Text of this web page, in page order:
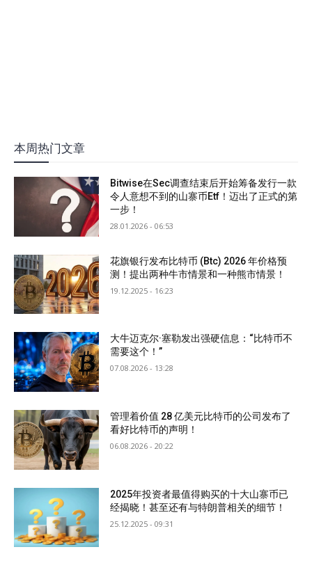
本周热门文章
Bitwise在Sec调查结束后开始筹备发行一款
令人意想不到的山寨币Etf！迈出了正式的第
一步！
28.01.2026 - 06:53
花旗银行发布比特币 (Btc) 2026 年价格预
测！提出两种牛市情景和一种熊市情景！
19.12.2025 - 16:23
大牛迈克尔·塞勒发出强硬信息：“比特币不
需要这个！”
07.08.2026 - 13:28
管理着价值 28 亿美元比特币的公司发布了
看好比特币的声明！
06.08.2026 - 20:22
2025年投资者最值得购买的十大山寨币已
经揭晓！甚至还有与特朗普相关的细节！
25.12.2025 - 09:31